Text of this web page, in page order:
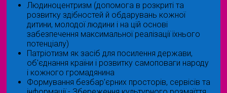
Людиноцентризм (допомога в розкриті та
розвитку здібностей й обдарувань кожної
дитини, молодої людини і на цій основі
забезпечення максимальної реалізації їхнього
потенціалу)
Патріотизм як засіб для посилення держави,
об'єднання країни і розвитку самоповаги народу
і кожного громадянина
Формування безбар’єрних просторів, сервісів та